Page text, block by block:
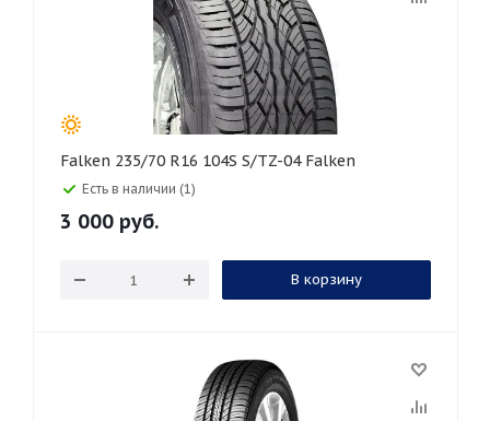
325
40 45 45
55 65 70 75
Falken 235/70 R16 104S S/TZ-04 Falken
Есть в наличии (1)
3 000 руб.
В корзину